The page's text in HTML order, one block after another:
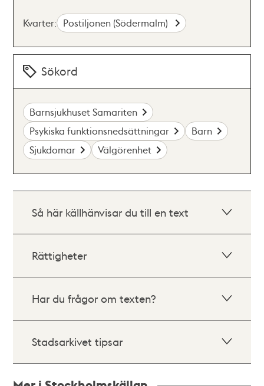
Kvarter: Postiljonen (Södermalm)
Sökord
Barnsjukhuset Samariten
Psykiska funktionsnedsättningar
Barn
Sjukdomar
Välgörenhet
Så här källhänvisar du till en text
Rättigheter
Har du frågor om texten?
Stadsarkivet tipsar